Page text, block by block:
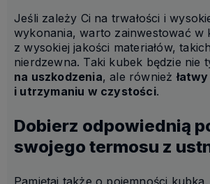
Jeśli zależy Ci na trwałości i
wykonania, warto zainwestować w
z wysokiej jakości materiałów,
nierdzewna. Taki kubek będzie nie
na uszkodzenia, ale również
i utrzymaniu w czystości.
Dobierz odpowiednią
swojego termosu z
Pamiętaj także o pojemności